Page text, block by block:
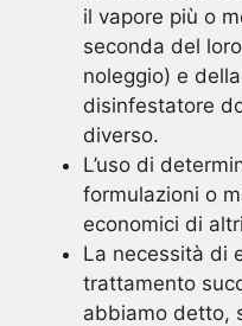
il vapore più o
seconda del
noleggio) e
disinfestatore
diverso.
L’uso di
formulazioni o
economici di
La necessità di
trattamento
abbiamo detto,